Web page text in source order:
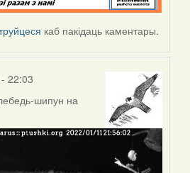
каб пакідаць каментары.
22:03
шипун на